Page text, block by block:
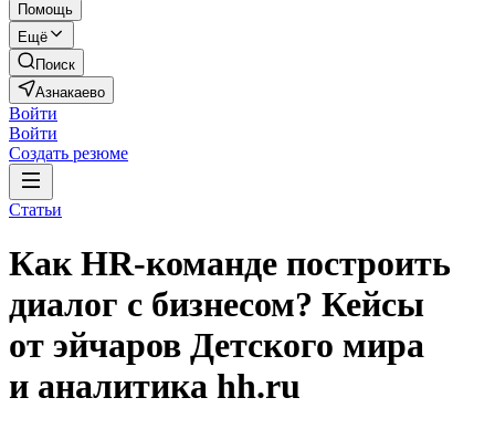
Помощь
Ещё
Поиск
Азнакаево
Войти
Войти
Создать резюме
Статьи
Как HR-команде построить
диалог с бизнесом? Кейсы
от эйчаров Детского мира
и аналитика hh.ru